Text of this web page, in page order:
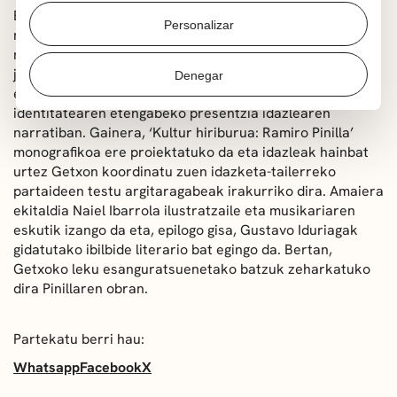
Personalizar
Denegar
Bigarren egunean, memoria historikoa izango da hizpide
nagusia. ‘Gerraren hondamendiak’ izenburua duen
multzo bakarrean, besteak beste, honako gai hauek
jorratuko dira: Gerra Zibilaren memoria ‘La higuera’
eleberrian eta, kontakizun historikoaren eta
identitatearen etengabeko presentzia idazlearen
narratiban. Gainera, ‘Kultur hiriburua: Ramiro Pinilla’
monografikoa ere proiektatuko da eta idazleak hainbat
urtez Getxon koordinatu zuen idazketa-tailerreko
partaideen testu argitaragabeak irakurriko dira. Amaiera
ekitaldia Naiel Ibarrola ilustratzaile eta musikariaren
eskutik izango da eta, epilogo gisa, Gustavo Iduriagak
gidatutako ibilbide literario bat egingo da. Bertan,
Getxoko leku esanguratsuenetako batzuk zeharkatuko
dira Pinillaren obran.
Partekatu berri hau:
WhatsappFacebookX